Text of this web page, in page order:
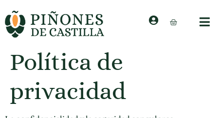
Política de
privacidad